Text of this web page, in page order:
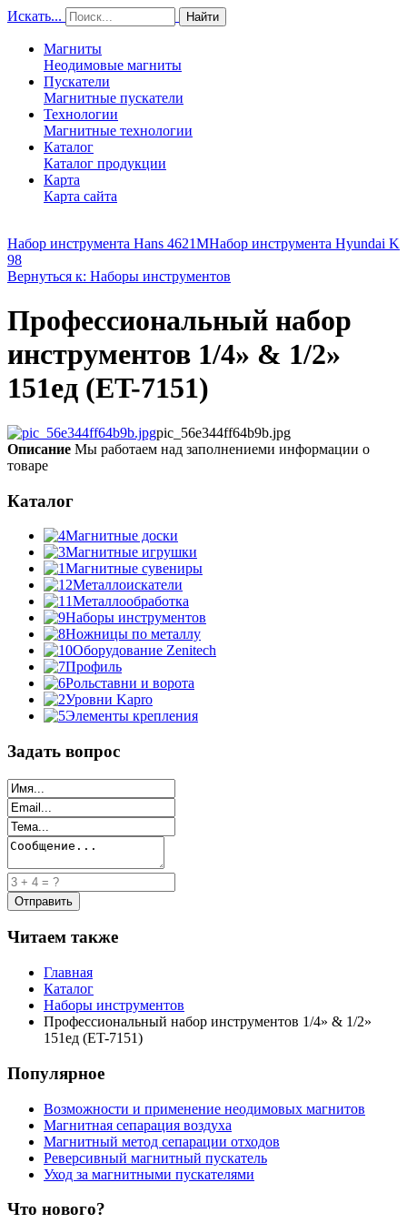
Искать... Найти
Магниты
Неодимовые магниты
Пускатели
Магнитные пускатели
Технологии
Магнитные технологии
Каталог
Каталог продукции
Карта
Карта сайта
Набор инструмента Hans 4621МНабор инструмента Hyundai K
98
Вернуться к: Наборы инструментов
Профессиональный набор
инструментов 1/4» & 1/2»
151ед (ET-7151)
pic_56e344ff64b9b.jpg
Описание Мы работаем над заполнениеми информации о
товаре
Каталог
Магнитные доски
Магнитные игрушки
Магнитные сувениры
Металлоискатели
Металлообработка
Наборы инструментов
Ножницы по металлу
Оборудование Zenitech
Профиль
Рольставни и ворота
Уровни Kapro
Элементы крепления
Задать вопрос
Читаем также
Главная
Каталог
Наборы инструментов
Профессиональный набор инструментов 1/4» & 1/2»
151ед (ET-7151)
Популярное
Возможности и применение неодимовых магнитов
Магнитная сепарация воздуха
Магнитный метод сепарации отходов
Реверсивный магнитный пускатель
Уход за магнитными пускателями
Что нового?